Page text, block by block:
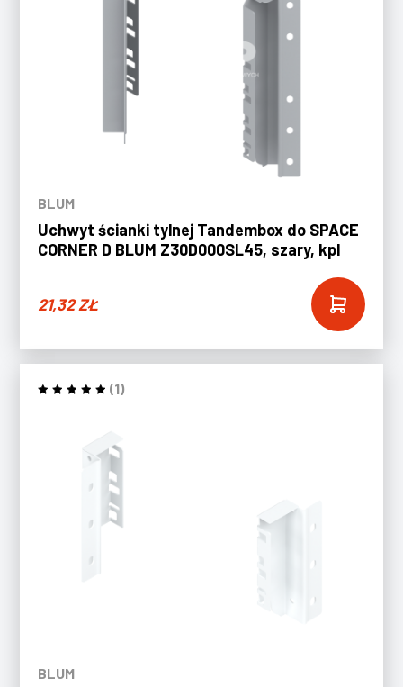
BLUM
Uchwyt ścianki tylnej Tandembox do SPACE
CORNER D BLUM Z30D000SL45, szary, kpl
21,32ZŁ
(1)
BLUM